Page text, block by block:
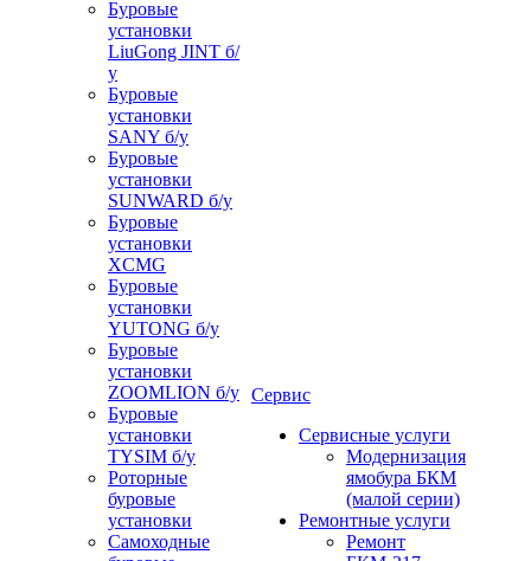
Буровые
установки
LiuGong JINT б/
у
Буровые
установки
SANY б/у
Буровые
установки
SUNWARD б/у
Буровые
установки
XCMG
Буровые
установки
YUTONG б/у
Буровые
установки
ZOOMLION б/у
Буровые
установки
TYSIM б/у
Роторные
буровые
установки
Самоходные
Сервис
Сервисные услуги
Модернизация
ямобура БКМ
(малой серии)
Ремонтные услуги
Ремонт